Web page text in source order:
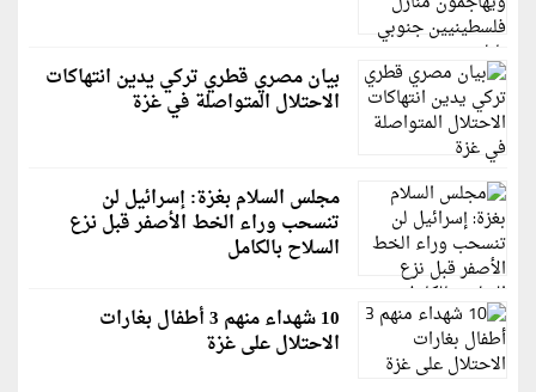
بيان مصري قطري تركي يدين انتهاكات
الاحتلال المتواصلة في غزة
مجلس السلام بغزة: إسرائيل لن
تنسحب وراء الخط الأصفر قبل نزع
السلاح بالكامل
10 شهداء منهم 3 أطفال بغارات
الاحتلال على غزة